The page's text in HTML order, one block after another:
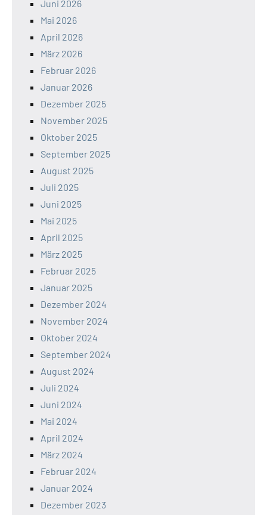
Juni 2026
Mai 2026
April 2026
März 2026
Februar 2026
Januar 2026
Dezember 2025
November 2025
Oktober 2025
September 2025
August 2025
Juli 2025
Juni 2025
Mai 2025
April 2025
März 2025
Februar 2025
Januar 2025
Dezember 2024
November 2024
Oktober 2024
September 2024
August 2024
Juli 2024
Juni 2024
Mai 2024
April 2024
März 2024
Februar 2024
Januar 2024
Dezember 2023